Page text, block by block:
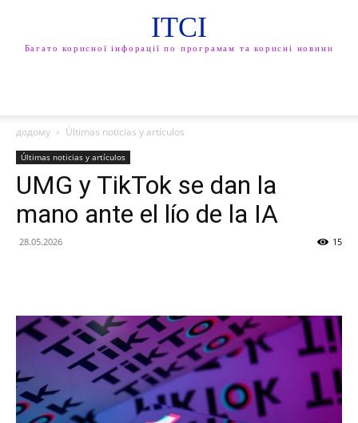
ITCI
Багато корисної інфорації по програмам та корисні новини
додому Últimas noticias y artículos
Últimas noticias y artículos
UMG y TikTok se dan la
mano ante el lío de la IA
28.05.2026 15